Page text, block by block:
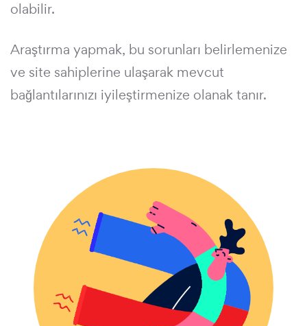
olabilir.
Araştırma yapmak, bu sorunları belirlemenize
ve site sahiplerine ulaşarak mevcut
bağlantılarınızı iyileştirmenize olanak tanır.